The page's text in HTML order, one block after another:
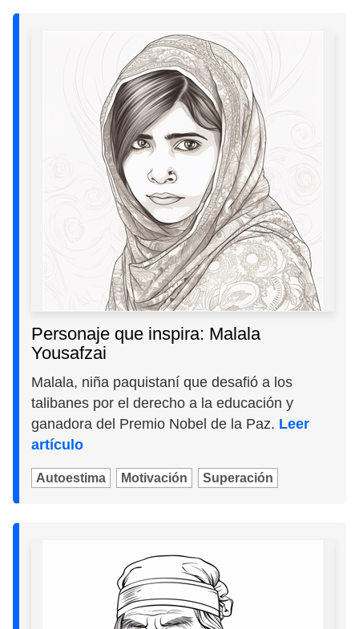
Personaje que inspira: Malala
Yousafzai
Malala, niña paquistaní que desafió a los
talibanes por el derecho a la educación y
ganadora del Premio Nobel de la Paz. Leer
artículo
Autoestima Motivación Superación